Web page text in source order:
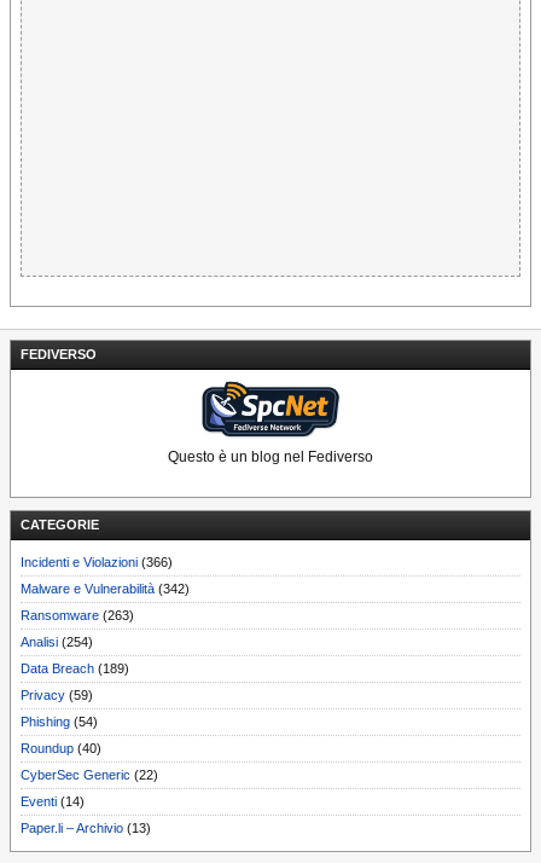
FEDIVERSO
Questo è un blog nel Fediverso
CATEGORIE
Incidenti e Violazioni (366)
Malware e Vulnerabilità (342)
Ransomware (263)
Analisi (254)
Data Breach (189)
Privacy (59)
Phishing (54)
Roundup (40)
CyberSec Generic (22)
Eventi (14)
Paper.li – Archivio (13)